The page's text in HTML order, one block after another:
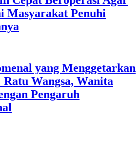
Masyarakat Penuhi
yang Menggetarkan
Wangsa, Wanita
Pengaruh